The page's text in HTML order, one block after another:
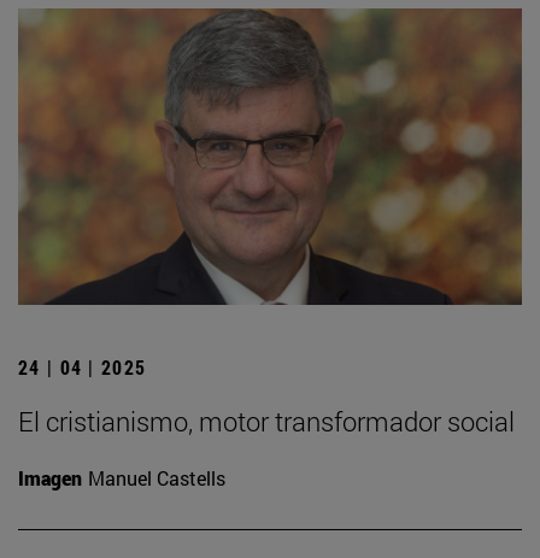
24 | 04 | 2025
El cristianismo, motor transformador social
Imagen Manuel Castells